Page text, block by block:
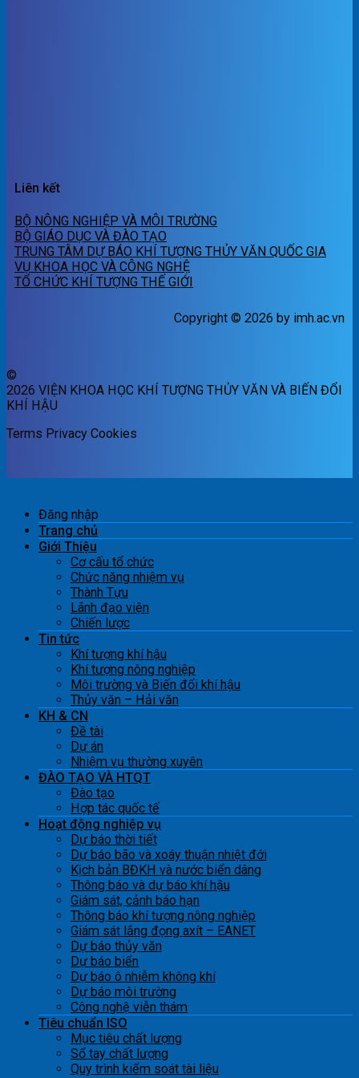
Liên kết
BỘ NÔNG NGHIỆP VÀ MÔI TRƯỜNG
BỘ GIÁO DỤC VÀ ĐÀO TẠO
TRUNG TÂM DỰ BÁO KHÍ TƯỢNG THỦY VĂN QUỐC GIA
VỤ KHOA HỌC VÀ CÔNG NGHỆ
TỔ CHỨC KHÍ TƯỢNG THẾ GIỚI
Copyright © 2026 by imh.ac.vn
©
2026 VIỆN KHOA HỌC KHÍ TƯỢNG THỦY VĂN VÀ BIẾN ĐỔI
KHÍ HẬU
Terms Privacy Cookies
Đăng nhập
Trang chủ
Giới Thiệu
Cơ cấu tổ chức
Chức năng nhiệm vụ
Thành Tựu
Lãnh đạo viện
Chiến lược
Tin tức
Khí tượng khí hậu
Khí tượng nông nghiệp
Môi trường và Biến đổi khí hậu
Thủy văn – Hải văn
KH & CN
Đề tài
Dự án
Nhiệm vụ thường xuyên
ĐÀO TẠO VÀ HTQT
Đào tạo
Hợp tác quốc tế
Hoạt động nghiệp vụ
Dự báo thời tiết
Dự báo bão và xoáy thuận nhiệt đới
Kịch bản BĐKH và nước biển dâng
Thông báo và dự báo khí hậu
Giám sát, cảnh báo hạn
Thông báo khí tượng nông nghiệp
Giám sát lắng đọng axít – EANET
Dự báo thủy văn
Dự báo biển
Dự báo ô nhiễm không khí
Dự báo môi trường
Công nghệ viễn thám
Tiêu chuẩn ISO
Mục tiêu chất lượng
Sổ tay chất lượng
Quy trình kiểm soát tài liệu